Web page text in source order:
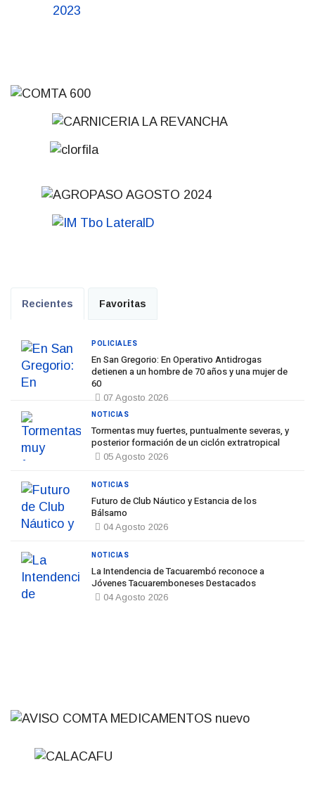
Recientes Favoritas
En San Gregorio: En Operativo Antidrogas
detienen a un hombre de 70 años y una mujer de
60
07 Agosto 2026
POLICIALES
Tormentas muy fuertes, puntualmente severas, y
posterior formación de un ciclón extratropical
05 Agosto 2026
NOTICIAS
Futuro de Club Náutico y Estancia de los
Bálsamo
04 Agosto 2026
NOTICIAS
La Intendencia de Tacuarembó reconoce a
Jóvenes Tacuaremboneses Destacados
04 Agosto 2026
NOTICIAS